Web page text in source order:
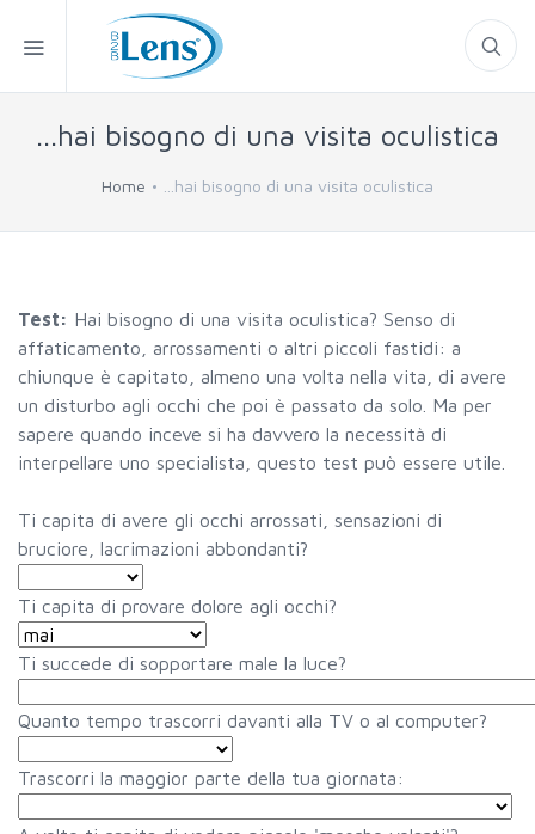
...hai bisogno di una visita oculistica
Home ...hai bisogno di una visita oculistica
Test: Hai bisogno di una visita oculistica? Senso di
affaticamento, arrossamenti o altri piccoli fastidi: a
chiunque è capitato, almeno una volta nella vita, di avere
un disturbo agli occhi che poi è passato da solo. Ma per
sapere quando inceve si ha davvero la necessità di
interpellare uno specialista, questo test può essere utile.
Ti capita di avere gli occhi arrossati, sensazioni di
bruciore, lacrimazioni abbondanti?
Ti capita di provare dolore agli occhi?
Ti succede di sopportare male la luce?
Quanto tempo trascorri davanti alla TV o al computer?
Trascorri la maggior parte della tua giornata: